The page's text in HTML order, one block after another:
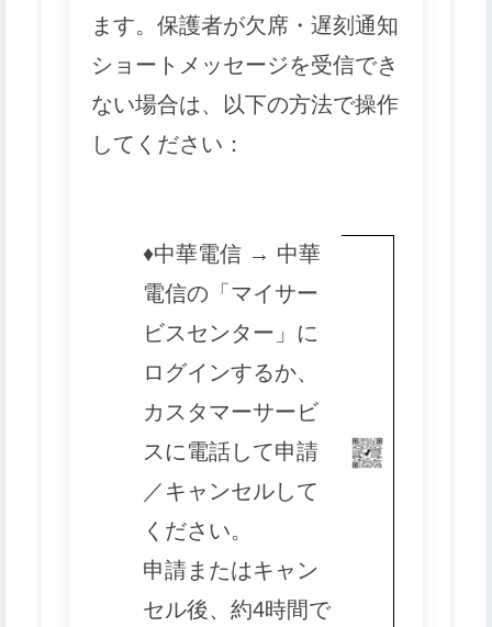
ます。保護者が欠席・遅刻通知
ショートメッセージを受信でき
ない場合は、以下の方法で操作
してください：
♦️中華電信 → 中華
電信の「マイサー
ビスセンター」に
ログインするか、
カスタマーサービ
スに電話して申請
／キャンセルして
ください。
申請またはキャン
セル後、約4時間で